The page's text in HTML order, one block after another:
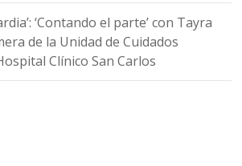
‘Contando el parte’ con Tayra
de la Unidad de Cuidados
Clínico San Carlos